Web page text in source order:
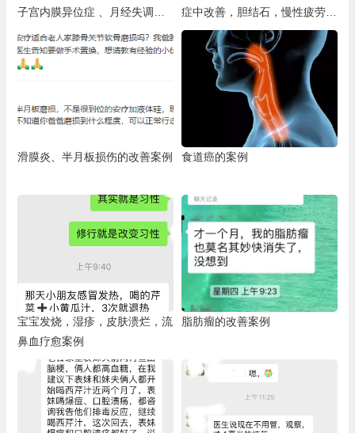
子宫内膜异位症 、月经失调、
胸部囊肿乳腺囊肿
症中改善，胆结石，慢性疲劳、
肾上腺疲劳、高血压、低血氧、
动脉痉挛、心悸、肌肉痉挛、睡
眠呼吸暂停、失眠、病态肥胖、
子宫内膜异位症、多囊卵巢综合
症、肌瘤、纤维肌痛、椎间盘退
行性疾病、椎间盘突出、胰岛素
抵抗/糖尿病前期等等
滑膜炎、半月板损伤的改善案例 食道癌的案例
宝宝发烧，湿疹，皮肤溃烂，流
鼻血疗愈案例
脂肪瘤的改善案例